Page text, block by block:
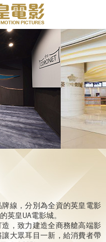
線，分別為全資的英皇電影
英皇UA電影城。
，致力建造全商務艙高端影
大眾耳目一新，給消費者帶